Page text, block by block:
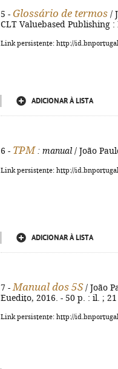
5 - Glossário de termos /
CLT Valuebased Publishing
Link persistente: http://
ADICIONAR À LISTA
6 - TPM : manual / João
Link persistente: http://
ADICIONAR À LISTA
7 - Manual dos 5S/ João
Euedito, 2016. - 50 p. : il. ;
Link persistente: http://